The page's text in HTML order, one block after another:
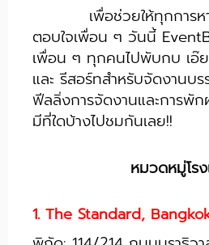
เพื่อช่วยให้ทุกการ
ตอบใจเพื่อน ๆ วันนี้
เพื่อน ๆ ทุกคนไปพับกบ เอ๊
และ รีสอร์ทสำหรับจัดงานบ
ฟีลลิ่งการจัดงานและการพั
มีที่ใดบ้างไปชมกันเลย!!
หมวดหมู่โร
1. The Standard,